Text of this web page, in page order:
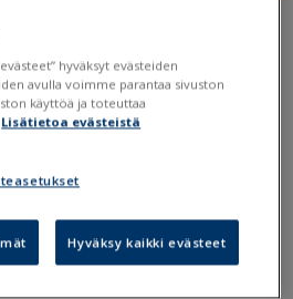
Wilmasta
Päivitetty viimeksi: 13.10.2025
tekstiviestejä ja sähköpostiviestejä.
mukaan, mikä on
hyväksyt evästeiden
avulla voimme parantaa sivuston
käyttöä ja toteuttaa
Lisätietoa evästeistä
Hyväksy kaikki evästeet